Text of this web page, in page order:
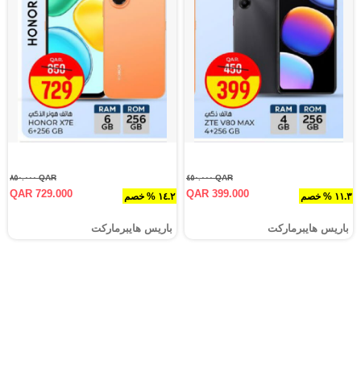
١١.٣ % خصم
QAR ٤٥٠.٠٠٠
QAR 399.000
باريس هايبرماركت
١٤.٢ % خصم
QAR ٨٥٠.٠٠٠
QAR 729.000
باريس هايبرماركت